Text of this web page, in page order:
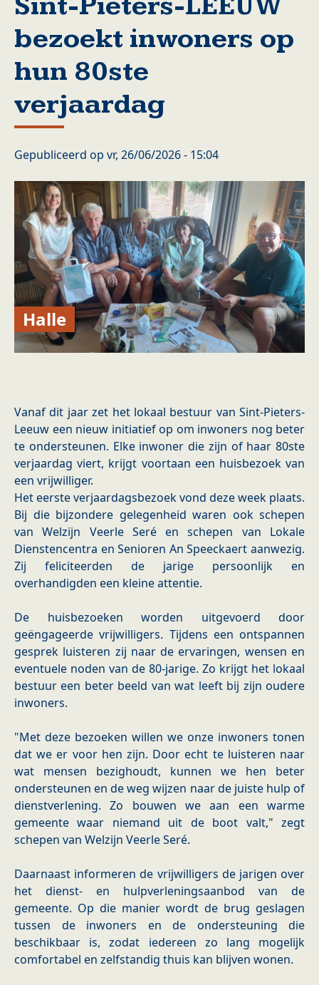
bezoekt inwoners op
hun 80ste
verjaardag
Gepubliceerd op vr, 26/06/2026 - 15:04
Halle
Vanaf dit jaar zet het lokaal bestuur van Sint-Pieters-
Leeuw een nieuw initiatief op om inwoners nog beter
te ondersteunen. Elke inwoner die zijn of haar 80ste
verjaardag viert, krijgt voortaan een huisbezoek van
een vrijwilliger.
Het eerste verjaardagsbezoek vond deze week plaats.
Bij die bijzondere gelegenheid waren ook schepen
van Welzijn Veerle Seré en schepen van Lokale
Dienstencentra en Senioren An Speeckaert aanwezig.
Zij feliciteerden de jarige persoonlijk en
overhandigden een kleine attentie.
De huisbezoeken worden uitgevoerd door
geëngageerde vrijwilligers. Tijdens een ontspannen
gesprek luisteren zij naar de ervaringen, wensen en
eventuele noden van de 80-jarige. Zo krijgt het lokaal
bestuur een beter beeld van wat leeft bij zijn oudere
inwoners.
"Met deze bezoeken willen we onze inwoners tonen
dat we er voor hen zijn. Door echt te luisteren naar
wat mensen bezighoudt, kunnen we hen beter
ondersteunen en de weg wijzen naar de juiste hulp of
dienstverlening. Zo bouwen we aan een warme
gemeente waar niemand uit de boot valt," zegt
schepen van Welzijn Veerle Seré.
Daarnaast informeren de vrijwilligers de jarigen over
het dienst- en hulpverleningsaanbod van de
gemeente. Op die manier wordt de brug geslagen
tussen de inwoners en de ondersteuning die
beschikbaar is, zodat iedereen zo lang mogelijk
comfortabel en zelfstandig thuis kan blijven wonen.